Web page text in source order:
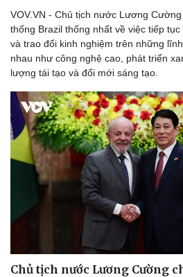
Lịch thi đấu bóng đá
Thế giới thể thao
eSports
Hậu trường
Xe
Tư
VOV.VN - Chủ tịch nước Lương
thống Brazil thống nhất về việc tiếp
và trao đổi kinh nghiệm trên những
nhau như công nghệ cao, phát triển
lượng tái tạo và đổi mới sáng tạo.
Chủ tịch nước Lương Cường